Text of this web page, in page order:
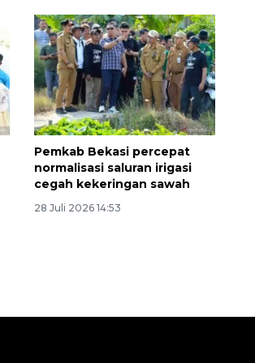
Pemkab Bekasi percepat
normalisasi saluran irigasi
cegah kekeringan sawah
28 Juli 2026 14:53